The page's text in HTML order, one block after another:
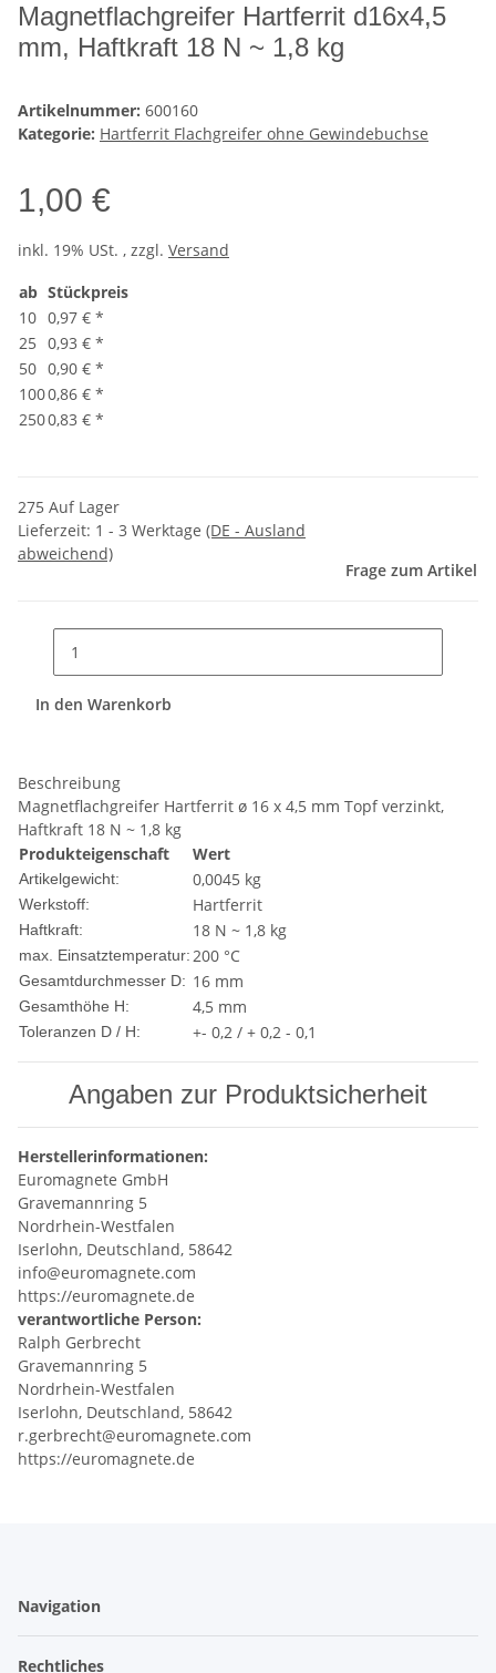
Magnetflachgreifer Hartferrit d16x4,5
mm, Haftkraft 18 N ~ 1,8 kg
Artikelnummer: 600160
Kategorie: Hartferrit Flachgreifer ohne Gewindebuchse
1,00 €
inkl. 19% USt. , zzgl. Versand
ab Stückpreis
10 0,97 € *
25 0,93 € *
50 0,90 € *
1000,86 € *
2500,83 € *
275 Auf Lager
Lieferzeit: 1 - 3 Werktage (DE - Ausland
abweichend)
Frage zum Artikel
In den Warenkorb
Beschreibung
Magnetflachgreifer Hartferrit ø 16 x 4,5 mm Topf verzinkt,
Haftkraft 18 N ~ 1,8 kg
Produkteigenschaft
Wert
Artikelgewicht: 0,0045 kg
Werkstoff: Hartferrit
Haftkraft: 18 N ~ 1,8 kg
max. Einsatztemperatur:200 °C
Gesamtdurchmesser D: 16 mm
Gesamthöhe H: 4,5 mm
Toleranzen D / H: +- 0,2 / + 0,2 - 0,1
Angaben zur Produktsicherheit
Herstellerinformationen:
Euromagnete GmbH
Gravemannring 5
Nordrhein-Westfalen
Iserlohn, Deutschland, 58642
info@euromagnete.com
https://euromagnete.de
verantwortliche Person:
Ralph Gerbrecht
Gravemannring 5
Nordrhein-Westfalen
Iserlohn, Deutschland, 58642
r.gerbrecht@euromagnete.com
https://euromagnete.de
Navigation
Rechtliches